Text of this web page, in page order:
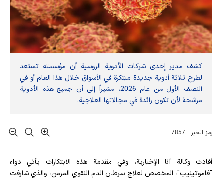
كشف مدير إحدى شركات الأدوية الروسية أن مؤسسته تستعد
لطرح ثلاثة أدوية جديدة مبتكرة في الأسواق خلال هذا العام أو في
النصف الأول من عام 2026، مشيراً إلى أن جميع هذه الأدوية
مرشحة لأن تكون رائدة في مجالاتها العلاجية.
رمز الخبر : 7857
أفادت وکالة آنا الإخباریة، وفي مقدمة هذه الابتكارات يأتي دواء
"فاموتينيب"، المخصص لعلاج سرطان الدم النقوي المزمن، والذي شارفت